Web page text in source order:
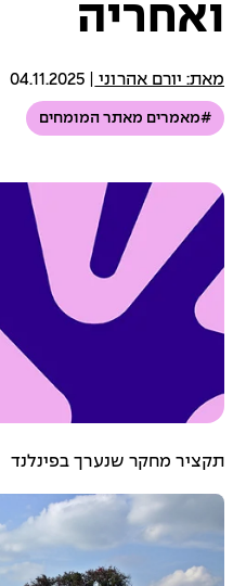
ואחריה
מאת: יורם אהרוני 04.11.2025
#מאמרים מאתר המומחים
תקציר מחקר שנערך בפינלנד